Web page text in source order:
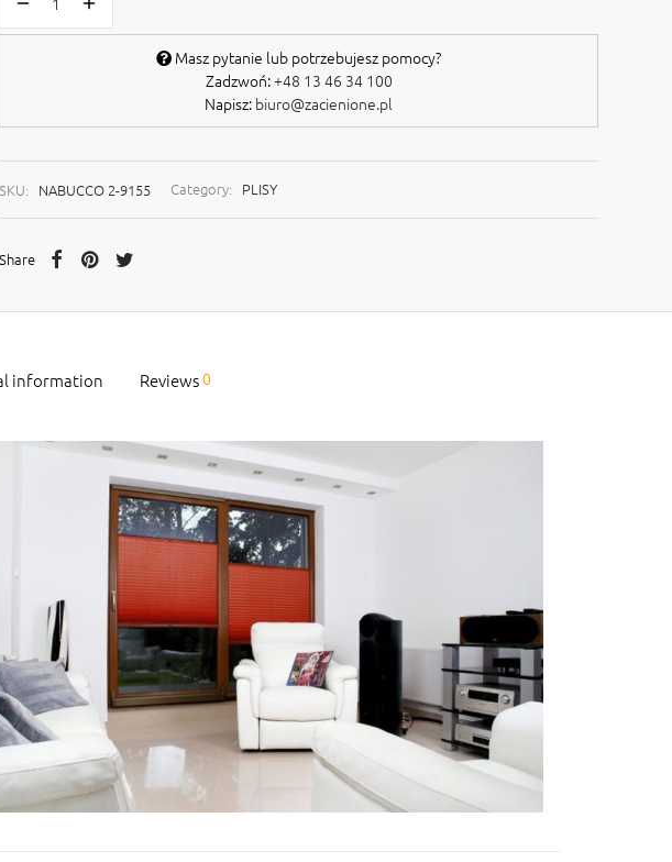
Masz pytanie lub potrzebujesz pomocy?
Zadzwoń:+48 13 46 34 100
Napisz: biuro@zacienione.pl
SKU: NABUCCO 2-9155 Category: PLISY
Share
information Reviews0